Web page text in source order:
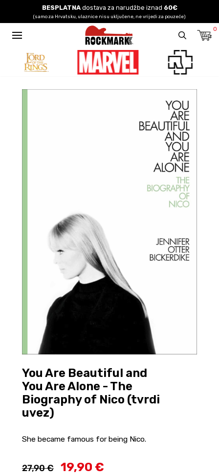
BESPLATNAdostava za narudžbe iznad 60€
(samo za Hrvatsku, ulaznice nisu uključene, ne vrijedi za pouzeće)
0
You Are Beautiful and
You Are Alone - The
Biography of Nico (tvrdi
uvez)
She became famous for being Nico.
27,90 € 19,90 €